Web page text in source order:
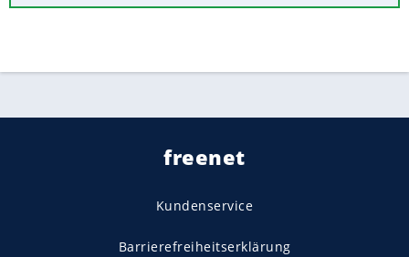
freenet
Kundenservice
Barrierefreiheitserklärung